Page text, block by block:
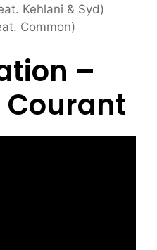
Kehlani & Syd)
Common)
–
Courant